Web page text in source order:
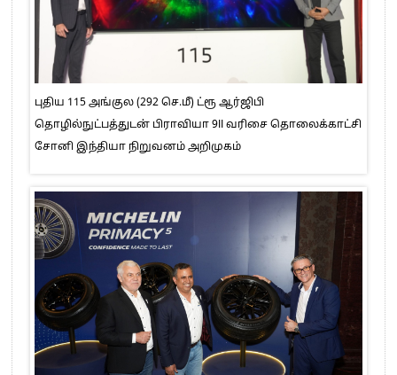
புதிய 115 அங்குல (292 செ.மீ) ட்ரூ ஆர்ஜிபி
தொழில்நுட்பத்துடன் பிராவியா 9II வரிசை தொலைக்காட்சி
சோனி இந்தியா நிறுவனம் அறிமுகம்